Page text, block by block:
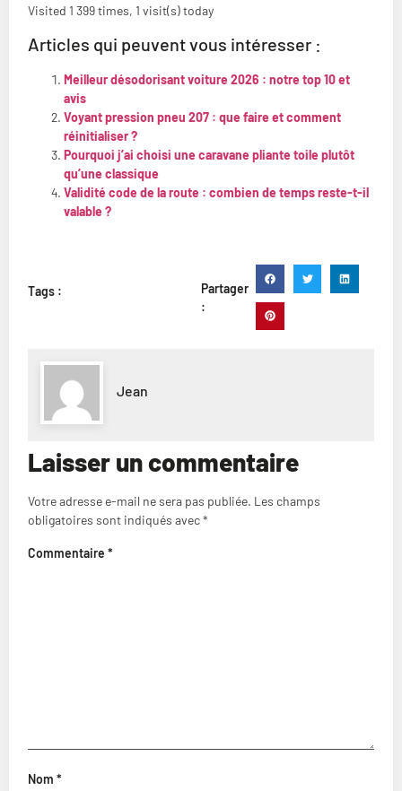
Visited 1 399 times, 1 visit(s) today
Articles qui peuvent vous intéresser :
Meilleur désodorisant voiture 2026 : notre top 10 et
avis
Voyant pression pneu 207 : que faire et comment
réinitialiser ?
Pourquoi j’ai choisi une caravane pliante toile plutôt
qu’une classique
Validité code de la route : combien de temps reste-t-il
valable ?
Tags :
Partager
:
Jean
Laisser un commentaire
Votre adresse e-mail ne sera pas publiée. Les champs
obligatoires sont indiqués avec*
Commentaire *
Nom *